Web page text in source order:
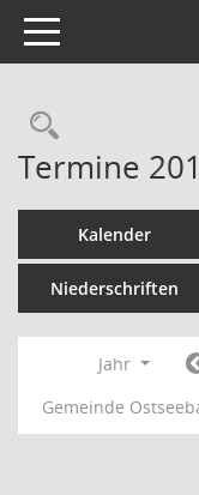
Toggle navigation
Termine
Kalender
Niederschriften
Jahr
Gemeinde